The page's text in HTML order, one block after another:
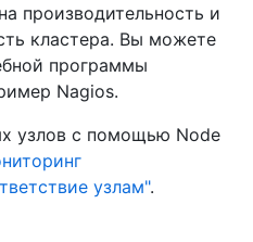
производительность и
кластера. Вы можете
программы
Nagios.
узлов с помощью Node
узлам".